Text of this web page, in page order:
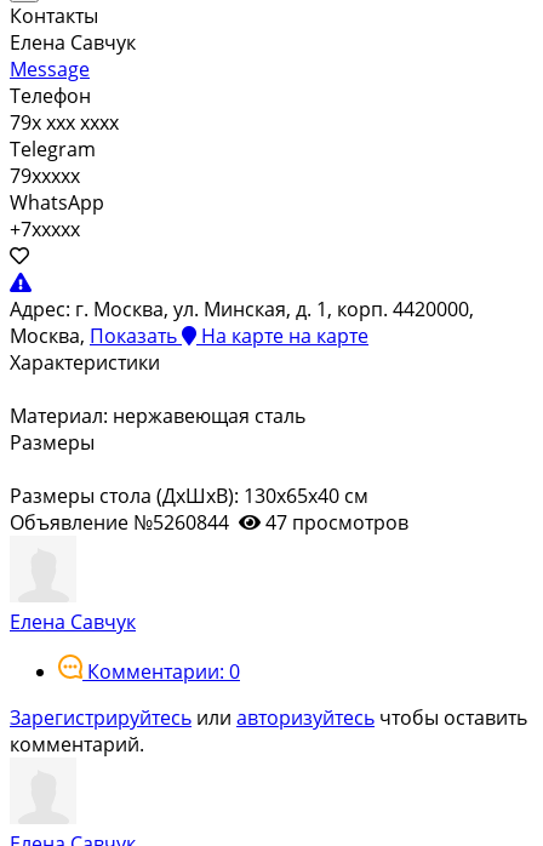
Контакты
Елена Савчук
Message
Телефон
79x xxx xxxx
Telegram
79xxxxx
WhatsApp
+7xxxxx
Адрес: г. Москва, ул. Минская, д. 1, корп. 4420000,
Москва, Показать На карте на карте
Характеристики
Материал: нержавеющая сталь
Размеры
Размеры стола (ДхШхВ): 130х65х40 см
Объявление №5260844
47 просмотров
Елена Савчук
Комментарии: 0
Зарегистрируйтесь или авторизуйтесь чтобы оставить
комментарий.